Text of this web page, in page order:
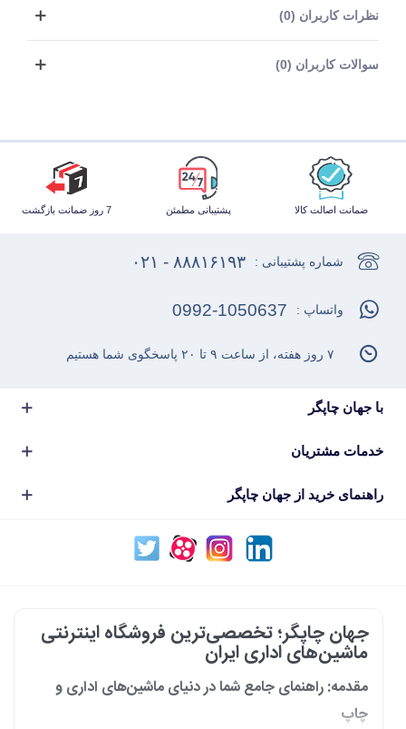
نظرات کاربران (0)
سوالات کاربران (0)
ضمانت اصالت کالا پشتیبانی مطمئن 7 روز ضمانت بازگشت
با جهان چاپگر
خدمات مشتریان
راهنمای خرید از جهان چاپگر
شماره پشتیبانی : ۸۸۸۱۶۱۹۳ - ۰۲۱
واتساپ : 0992-1050637
۷ روز هفته، از ساعت ۹ تا ۲۰ پاسخگوی شما هستیم
جهان چاپگر؛ تخصصی‌ترین فروشگاه اینترنتی
ماشین‌های اداری ایران
مقدمه: راهنمای جامع شما در دنیای ماشین‌های اداری و
چاپ